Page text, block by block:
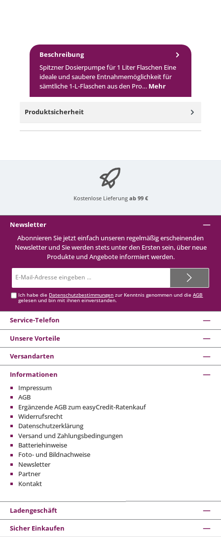
Beschreibung
Spitzner Dosierpumpe für 1 Liter Flaschen Eine
ideale und saubere Entnahmemöglichkeit für
sämtliche 1-L-Flaschen aus den Pro… Mehr
Produktsicherheit
Kostenlose Lieferung ab 99 €
Newsletter
Abonnieren Sie jetzt einfach unseren regelmäßig erscheinenden
Newsletter und Sie werden stets unter den Ersten sein, über neue
Produkte und Angebote informiert werden.
Mail-
Ich habe die Datenschutzbestimmungen zur Kenntnis genommen und dieAGB
gelesen und bin mit ihnen einverstanden.
Service-Telefon
Unsere Vorteile
Versandarten
Informationen
Impressum
AGB
Ergänzende AGB zum easyCredit-Ratenkauf
Widerrufsrecht
Datenschutzerklärung
Versand und Zahlungsbedingungen
Batteriehinweise
Foto- und Bildnachweise
Newsletter
Partner
Kontakt
Ladengeschäft
Sicher Einkaufen